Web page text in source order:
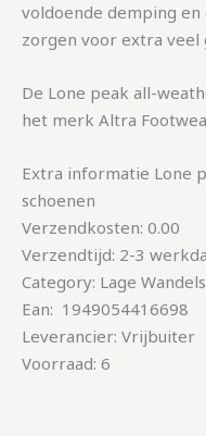
voldoende demping
zorgen voor extra
De Lone peak all-
het merk Altra
Extra informatie Lone
schoenen
Verzendkosten: 0.00
Verzendtijd: 2-3
Category: Lage
Ean: 1949054416698
Leverancier: Vrijbuiter
Voorraad: 6